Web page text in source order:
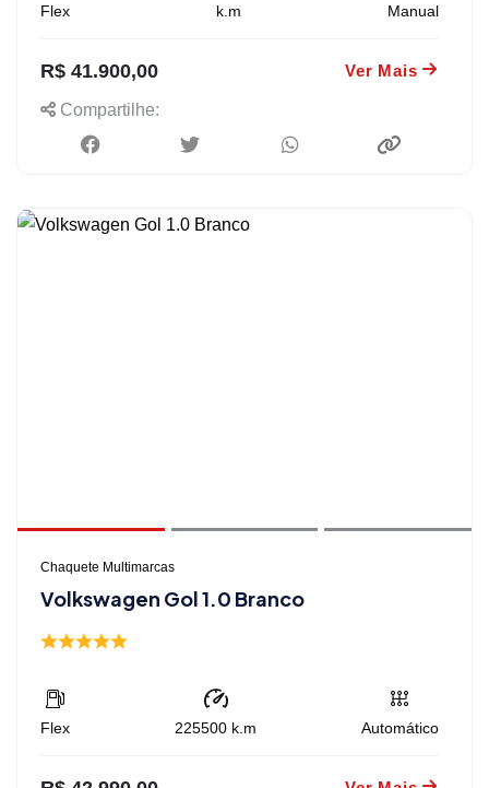
Flex k.m Manual
R$ 41.900,00 Ver Mais
Compartilhe:
Chaquete Multimarcas
Volkswagen Gol 1.0 Branco
Flex 225500 k.m Automático